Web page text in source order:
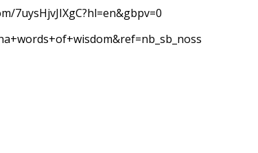
7uysHjvJIXgC?hl=en&gbpv=0